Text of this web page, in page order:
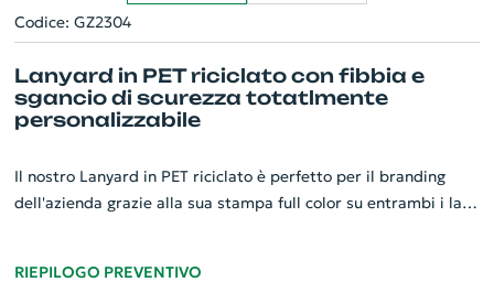
Codice: GZ2304
Lanyard in PET riciclato con fibbia e
sgancio di scurezza totatlmente
personalizzabile
Il nostro Lanyard in PET riciclato è perfetto per il branding
dell'azienda grazie alla sua stampa full color su entrambi i lati.
RIEPILOGO PREVENTIVO